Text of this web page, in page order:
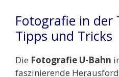
Fotografie in der
Tipps und Tricks
Die Fotografie U-Bahn
faszinierende